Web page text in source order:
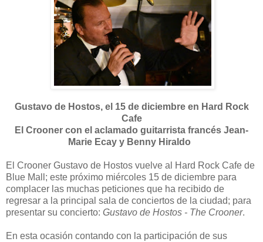
Gustavo de Hostos, el 15 de diciembre en Hard Rock
Cafe
El Crooner con el aclamado guitarrista francés Jean-
Marie Ecay y Benny Hiraldo
El Crooner Gustavo de Hostos vuelve al Hard Rock Cafe de
Blue Mall; este próximo miércoles 15 de diciembre para
complacer las muchas peticiones que ha recibido de
regresar a la principal sala de conciertos de la ciudad; para
presentar su concierto: Gustavo de Hostos - The Crooner.
En esta ocasión contando con la participación de sus